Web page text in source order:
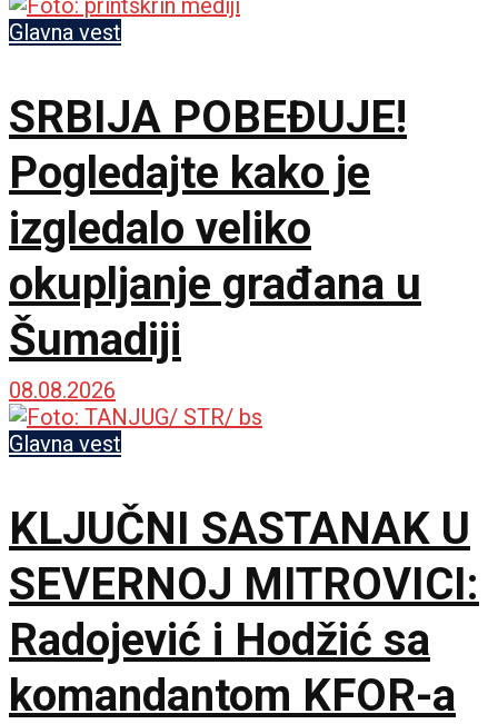
Glavna vest
SRBIJA POBEĐUJE!
Pogledajte kako je
izgledalo veliko
okupljanje građana u
Šumadiji
08.08.2026
Glavna vest
KLJUČNI SASTANAK U
SEVERNOJ MITROVICI:
Radojević i Hodžić sa
komandantom KFOR-a